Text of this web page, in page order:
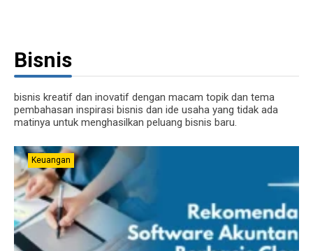
Bisnis
bisnis kreatif dan inovatif dengan macam topik dan tema
pembahasan inspirasi bisnis dan ide usaha yang tidak ada
matinya untuk menghasilkan peluang bisnis baru.
Keuangan